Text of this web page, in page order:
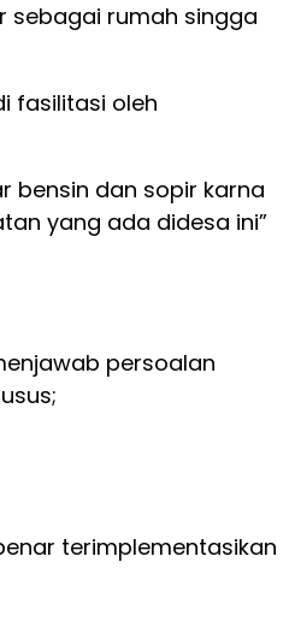
sebagai rumah singga
fasilitasi oleh
bensin dan sopir karna
yang ada didesa ini”
persoalan
terimplementasikan